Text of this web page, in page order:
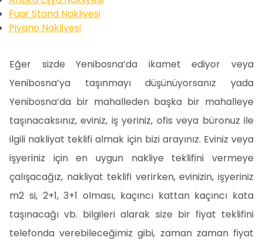
Fuar Stand Nakliyesi
Piyano Nakliyesi
Eğer sizde Yenibosna’da ikamet ediyor veya
Yenibosna’ya taşınmayı düşünüyorsanız yada
Yenibosna’da bir mahalleden başka bir mahalleye
taşınacaksınız, eviniz, iş yeriniz, ofis veya büronuz ile
ilgili nakliyat teklifi almak için bizi arayınız. Eviniz veya
işyeriniz için en uygun nakliye teklifini vermeye
çalışacağız, nakliyat teklifi verirken, evinizin, işyeriniz
m2 si, 2+1, 3+1 olması, kaçıncı kattan kaçıncı kata
taşınacağı vb. bilgileri alarak size bir fiyat teklifini
telefonda verebileceğimiz gibi, zaman zaman fiyat